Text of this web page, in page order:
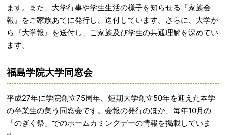
ます。また、大学行事や学生生活の様子を知らせる『家族会
報』をご家族あてに発行し、送付しています。さらに、大学か
ら『大学報』を送付し、ご家族及び学生の共通理解を深めてい
ます。
福島学院大学同窓会
平成27年に学院創立75周年、短期大学創立50年を迎えた本学
の卒業生の集う同窓会です。会報の発行のほか、毎年10月の
「のぎく祭」でのホームカミングデーの情報を掲載していま